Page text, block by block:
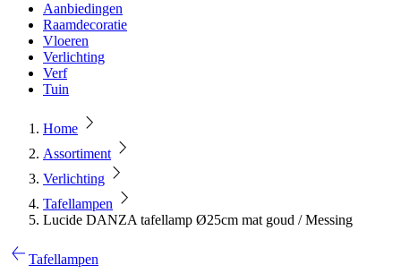
Aanbiedingen
Raamdecoratie
Vloeren
Verlichting
Verf
Tuin
Home
Assortiment
Verlichting
Tafellampen
Lucide DANZA tafellamp Ø25cm mat goud / Messing
Tafellampen